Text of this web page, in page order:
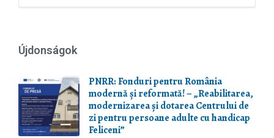
Újdonságok
PNRR: Fonduri pentru România
modernă și reformată! – „Reabilitarea,
modernizarea și dotarea Centrului de
zi pentru persoane adulte cu handicap
Feliceni”